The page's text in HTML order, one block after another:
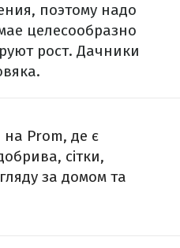
поэтому надо
целесообразно
рост. Дачники
Prom, де є
сітки,
за домом та